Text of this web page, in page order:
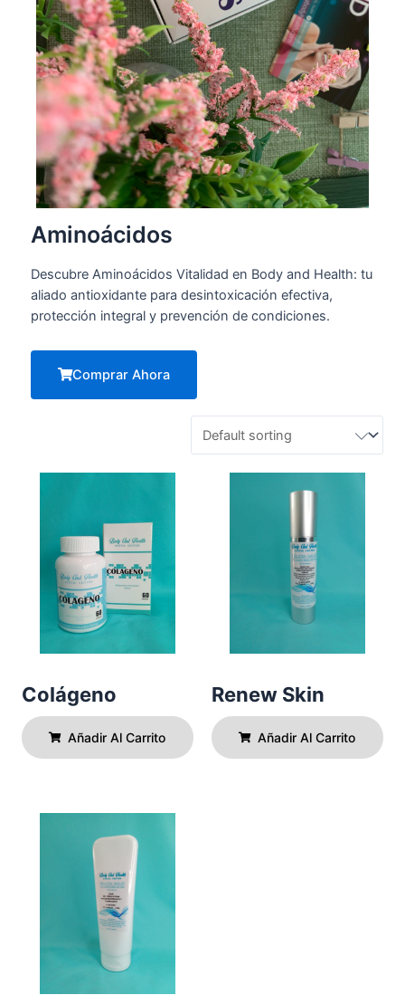
Aminoácidos
Descubre Aminoácidos Vitalidad en Body and Health: tu
aliado antioxidante para desintoxicación efectiva,
protección integral y prevención de condiciones.
Comprar Ahora
Colágeno
Añadir Al Carrito
Renew Skin
Añadir Al Carrito